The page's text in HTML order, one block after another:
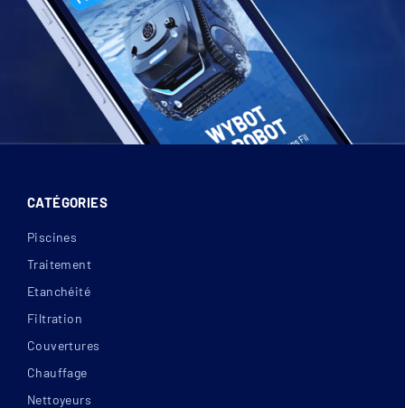
CATÉGORIES
Piscines
Traitement
Etanchéité
Filtration
Couvertures
Chauffage
Nettoyeurs